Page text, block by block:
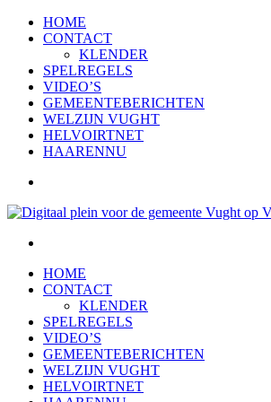
HOME
CONTACT
KLENDER
SPELREGELS
VIDEO’S
GEMEENTEBERICHTEN
WELZIJN VUGHT
HELVOIRTNET
HAARENNU
HOME
CONTACT
KLENDER
SPELREGELS
VIDEO’S
GEMEENTEBERICHTEN
WELZIJN VUGHT
HELVOIRTNET